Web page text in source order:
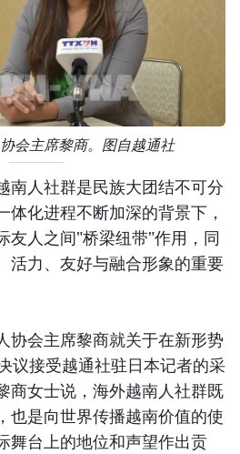
会主席黎商。图自越通社
人社群是民族大团结不可分
体化进程不断加深的背景下，
友人之间"桥梁纽带"作用，同
活力、友好与融合形象的重要
协会主席黎商就关于在新形势
议接受越通社驻日本记者的采
商女士说，海外越南人社群既
也是向世界传播越南价值的使
舞台上的地位和声望作出贡